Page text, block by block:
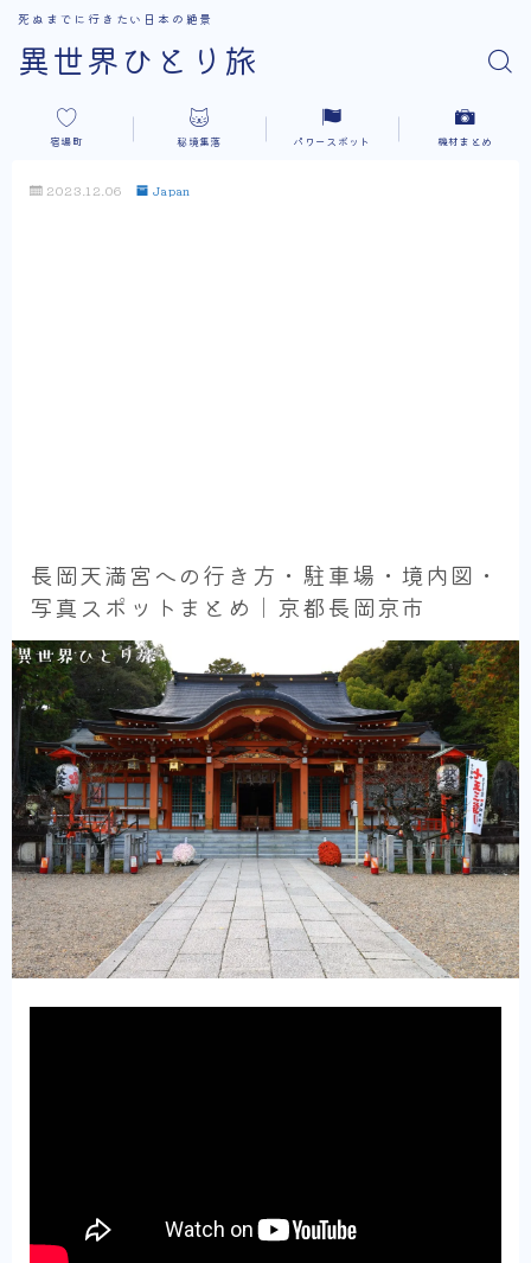
異世界ひとり旅
死ぬまでに行きたい日本の絶景
宿場町 秘境集落 パワースポット 機材まとめ
2023.12.06 Japan
長岡天満宮への行き方・駐車場・境内図・
写真スポットまとめ｜京都長岡京市